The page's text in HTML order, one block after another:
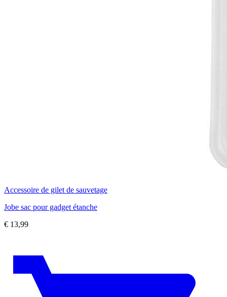
Accessoire de gilet de sauvetage
Jobe sac pour gadget étanche
€ 13,99